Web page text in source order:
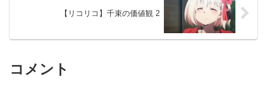
【リコリコ】千束の価値観 2
コメント